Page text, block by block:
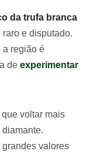
da trufa branca
e disputado.
a região é
de experimentar
voltar mais
valores